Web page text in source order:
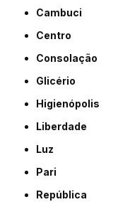
Cambuci
Centro
Consolação
Glicério
Higienópolis
Liberdade
Luz
Pari
República